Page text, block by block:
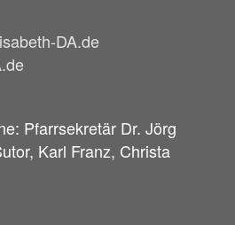
DA.de
Pfarrsekretär Dr. Jörg
Karl Franz, Christa